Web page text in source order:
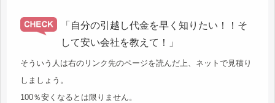
「自分の引越し代金を早く知りたい！！そ
して安い会社を教えて！」
そういう人は右のリンク先のページを読んだ上、ネットで見積り
しましょう。
100％安くなるとは限りません。